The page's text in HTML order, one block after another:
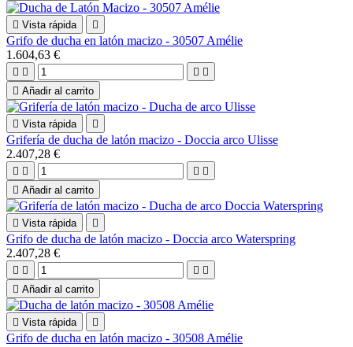
 Vista rápida 
Grifo de ducha en latón macizo - 30507 Amélie
1.604,63 €
   
 Añadir al carrito
 Vista rápida 
Grifería de ducha de latón macizo - Doccia arco Ulisse
2.407,28 €
   
 Añadir al carrito
 Vista rápida 
Grifo de ducha de latón macizo - Doccia arco Waterspring
2.407,28 €
   
 Añadir al carrito
 Vista rápida 
Grifo de ducha en latón macizo - 30508 Amélie